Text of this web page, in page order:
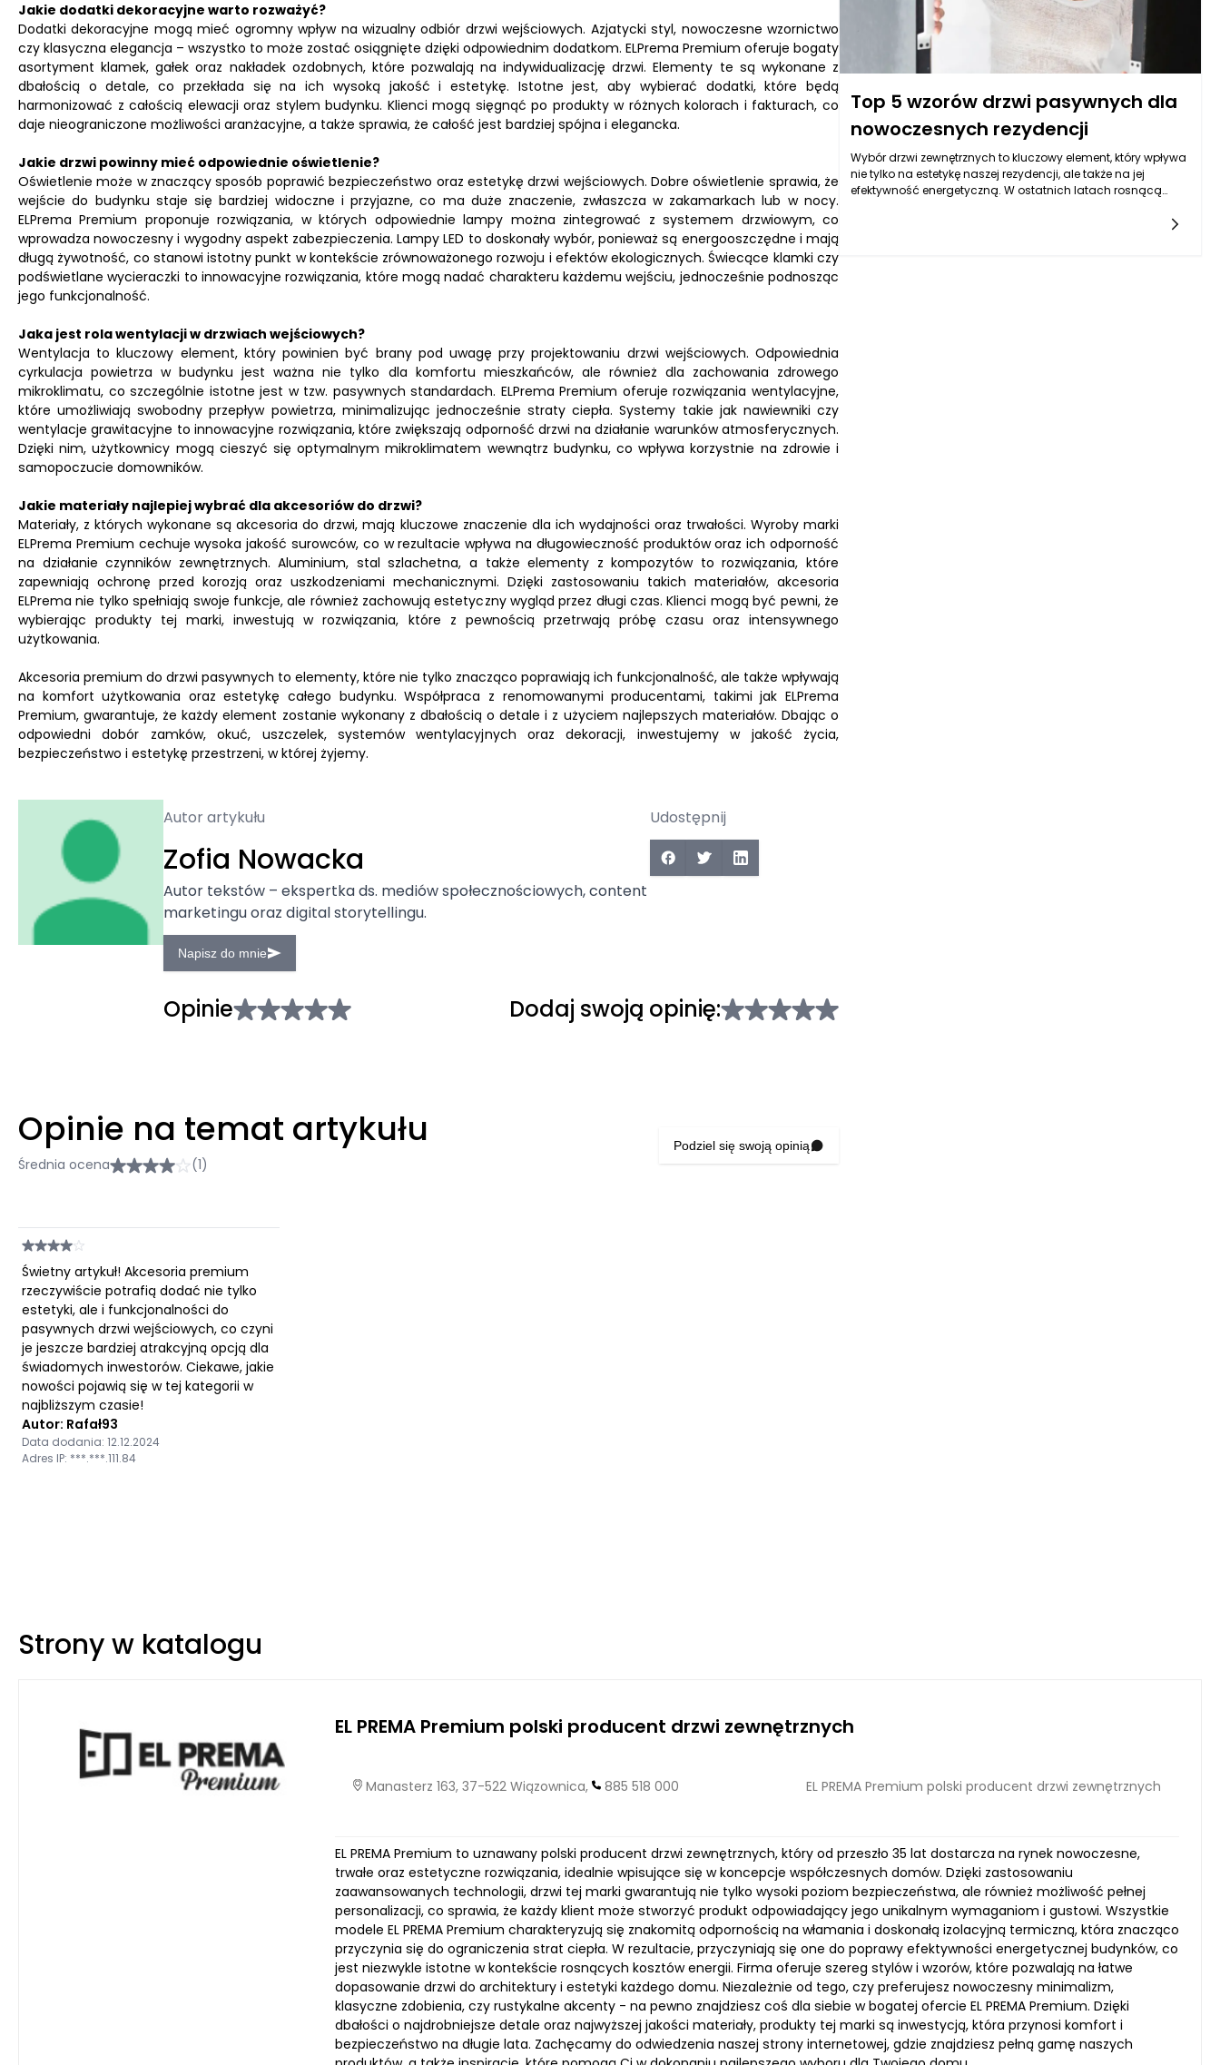
Jakie dodatki dekoracyjne warto rozważyć?
Dodatki dekoracyjne mogą mieć ogromny wpływ na wizualny odbiór drzwi wejściowych. Azjatycki styl, nowoczesne wzornictwo
czy klasyczna elegancja – wszystko to może zostać osiągnięte dzięki odpowiednim dodatkom. ELPrema Premium oferuje bogaty
asortyment klamek, gałek oraz nakładek ozdobnych, które pozwalają na indywidualizację drzwi. Elementy te są wykonane z
dbałością o detale, co przekłada się na ich wysoką jakość i estetykę. Istotne jest, aby wybierać dodatki, które będą
harmonizować z całością elewacji oraz stylem budynku. Klienci mogą sięgnąć po produkty w różnych kolorach i fakturach, co
daje nieograniczone możliwości aranżacyjne, a także sprawia, że całość jest bardziej spójna i elegancka.
Jakie drzwi powinny mieć odpowiednie oświetlenie?
Oświetlenie może w znaczący sposób poprawić bezpieczeństwo oraz estetykę drzwi wejściowych. Dobre oświetlenie sprawia, że
wejście do budynku staje się bardziej widoczne i przyjazne, co ma duże znaczenie, zwłaszcza w zakamarkach lub w nocy.
ELPrema Premium proponuje rozwiązania, w których odpowiednie lampy można zintegrować z systemem drzwiowym, co
wprowadza nowoczesny i wygodny aspekt zabezpieczenia. Lampy LED to doskonały wybór, ponieważ są energooszczędne i mają
długą żywotność, co stanowi istotny punkt w kontekście zrównoważonego rozwoju i efektów ekologicznych. Świecące klamki czy
podświetlane wycieraczki to innowacyjne rozwiązania, które mogą nadać charakteru każdemu wejściu, jednocześnie podnosząc
jego funkcjonalność.
Jaka jest rola wentylacji w drzwiach wejściowych?
Wentylacja to kluczowy element, który powinien być brany pod uwagę przy projektowaniu drzwi wejściowych. Odpowiednia
cyrkulacja powietrza w budynku jest ważna nie tylko dla komfortu mieszkańców, ale również dla zachowania zdrowego
mikroklimatu, co szczególnie istotne jest w tzw. pasywnych standardach. ELPrema Premium oferuje rozwiązania wentylacyjne,
które umożliwiają swobodny przepływ powietrza, minimalizując jednocześnie straty ciepła. Systemy takie jak nawiewniki czy
wentylacje grawitacyjne to innowacyjne rozwiązania, które zwiększają odporność drzwi na działanie warunków atmosferycznych.
Dzięki nim, użytkownicy mogą cieszyć się optymalnym mikroklimatem wewnątrz budynku, co wpływa korzystnie na zdrowie i
samopoczucie domowników.
Jakie materiały najlepiej wybrać dla akcesoriów do drzwi?
Materiały, z których wykonane są akcesoria do drzwi, mają kluczowe znaczenie dla ich wydajności oraz trwałości. Wyroby marki
ELPrema Premium cechuje wysoka jakość surowców, co w rezultacie wpływa na długowieczność produktów oraz ich odporność
na działanie czynników zewnętrznych. Aluminium, stal szlachetna, a także elementy z kompozytów to rozwiązania, które
zapewniają ochronę przed korozją oraz uszkodzeniami mechanicznymi. Dzięki zastosowaniu takich materiałów, akcesoria
ELPrema nie tylko spełniają swoje funkcje, ale również zachowują estetyczny wygląd przez długi czas. Klienci mogą być pewni, że
wybierając produkty tej marki, inwestują w rozwiązania, które z pewnością przetrwają próbę czasu oraz intensywnego
użytkowania.
Akcesoria premium do drzwi pasywnych to elementy, które nie tylko znacząco poprawiają ich funkcjonalność, ale także wpływają
na komfort użytkowania oraz estetykę całego budynku. Współpraca z renomowanymi producentami, takimi jak ELPrema
Premium, gwarantuje, że każdy element zostanie wykonany z dbałością o detale i z użyciem najlepszych materiałów. Dbając o
odpowiedni dobór zamków, okuć, uszczelek, systemów wentylacyjnych oraz dekoracji, inwestujemy w jakość życia,
bezpieczeństwo i estetykę przestrzeni, w której żyjemy.
Autor artykułu
Zofia Nowacka
Autor tekstów – ekspertka ds. mediów społecznościowych, content
marketingu oraz digital storytellingu.
Napisz do mnie
Udostępnij
Opinie Dodaj swoją opinię:
Opinie na temat artykułu
Średnia ocena (1)
Podziel się swoją opinią
Świetny artykuł! Akcesoria premium
rzeczywiście potrafią dodać nie tylko
estetyki, ale i funkcjonalności do
pasywnych drzwi wejściowych, co czyni
je jeszcze bardziej atrakcyjną opcją dla
świadomych inwestorów. Ciekawe, jakie
nowości pojawią się w tej kategorii w
najbliższym czasie!
Autor: Rafał93
Data dodania: 12.12.2024
Adres IP: ***.***.111.84
Top 5 wzorów drzwi pasywnych dla
nowoczesnych rezydencji
Wybór drzwi zewnętrznych to kluczowy element, który wpływa
nie tylko na estetykę naszej rezydencji, ale także na jej
efektywność energetyczną. W ostatnich latach rosnącą
charakteryzują się doskonałymi parametrami izolacyjnymi i
Strony w katalogu
EL PREMA Premium polski producent drzwi zewnętrznych
Manasterz 163, 37-522 Wiązownica, 885 518 000 EL PREMA Premium polski producent drzwi zewnętrznych
EL PREMA Premium to uznawany polski producent drzwi zewnętrznych, który od przeszło 35 lat dostarcza na rynek nowoczesne,
trwałe oraz estetyczne rozwiązania, idealnie wpisujące się w koncepcje współczesnych domów. Dzięki zastosowaniu
zaawansowanych technologii, drzwi tej marki gwarantują nie tylko wysoki poziom bezpieczeństwa, ale również możliwość pełnej
personalizacji, co sprawia, że każdy klient może stworzyć produkt odpowiadający jego unikalnym wymaganiom i gustowi. Wszystkie
modele EL PREMA Premium charakteryzują się znakomitą odpornością na włamania i doskonałą izolacyjną termiczną, która znacząco
przyczynia się do ograniczenia strat ciepła. W rezultacie, przyczyniają się one do poprawy efektywności energetycznej budynków, co
jest niezwykle istotne w kontekście rosnących kosztów energii. Firma oferuje szereg stylów i wzorów, które pozwalają na łatwe
dopasowanie drzwi do architektury i estetyki każdego domu. Niezależnie od tego, czy preferujesz nowoczesny minimalizm,
klasyczne zdobienia, czy rustykalne akcenty - na pewno znajdziesz coś dla siebie w bogatej ofercie EL PREMA Premium. Dzięki
dbałości o najdrobniejsze detale oraz najwyższej jakości materiały, produkty tej marki są inwestycją, która przynosi komfort i
bezpieczeństwo na długie lata. Zachęcamy do odwiedzenia naszej strony internetowej, gdzie znajdziesz pełną gamę naszych